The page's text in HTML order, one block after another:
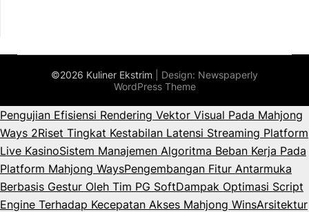
©2026 Kuliner Ekstrim | Design: Newspaperly
WordPress Theme
Pengujian Efisiensi Rendering Vektor Visual Pada Mahjong
Ways 2Riset Tingkat Kestabilan Latensi Streaming Platform
Live KasinoSistem Manajemen Algoritma Beban Kerja Pada
Platform Mahjong WaysPengembangan Fitur Antarmuka
Berbasis Gestur Oleh Tim PG SoftDampak Optimasi Script
Engine Terhadap Kecepatan Akses Mahjong WinsArsitektur